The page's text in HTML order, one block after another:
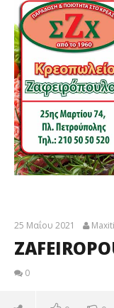
25 Μαΐου 2021
0